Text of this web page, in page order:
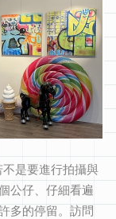
是要進行拍攝與
公仔、仔細看遍
多的停留。訪問